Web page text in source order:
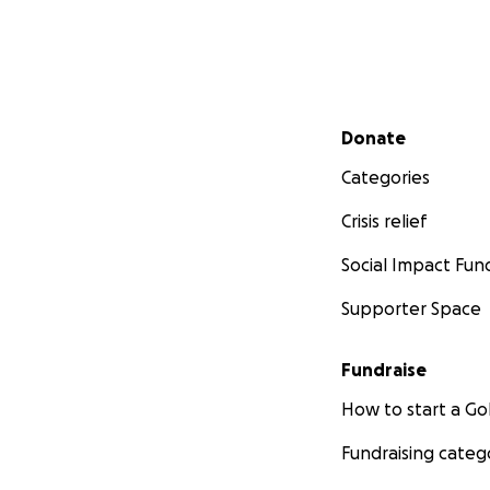
Secondary menu
Donate
Categories
Crisis relief
Social Impact
Supporter Space
Fundraise
How to start a
Fundraising